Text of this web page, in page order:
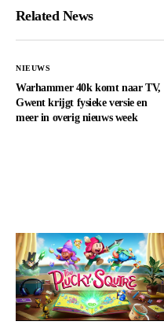
Related News
NIEUWS
Warhammer 40k komt naar TV,
Gwent krijgt fysieke versie en
meer in overig nieuws week